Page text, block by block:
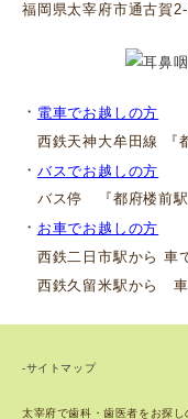
福岡県太宰府市通古賀
・ 電車でお越しの方
西鉄天神大牟田線 『
・ バスでお越しの方
バス停 『都府楼前
・ お車でお越しの方
西鉄二日市駅から 車
西鉄久留米駅から 車
-サイトマップ
太宰府で歯科・歯医者をお探